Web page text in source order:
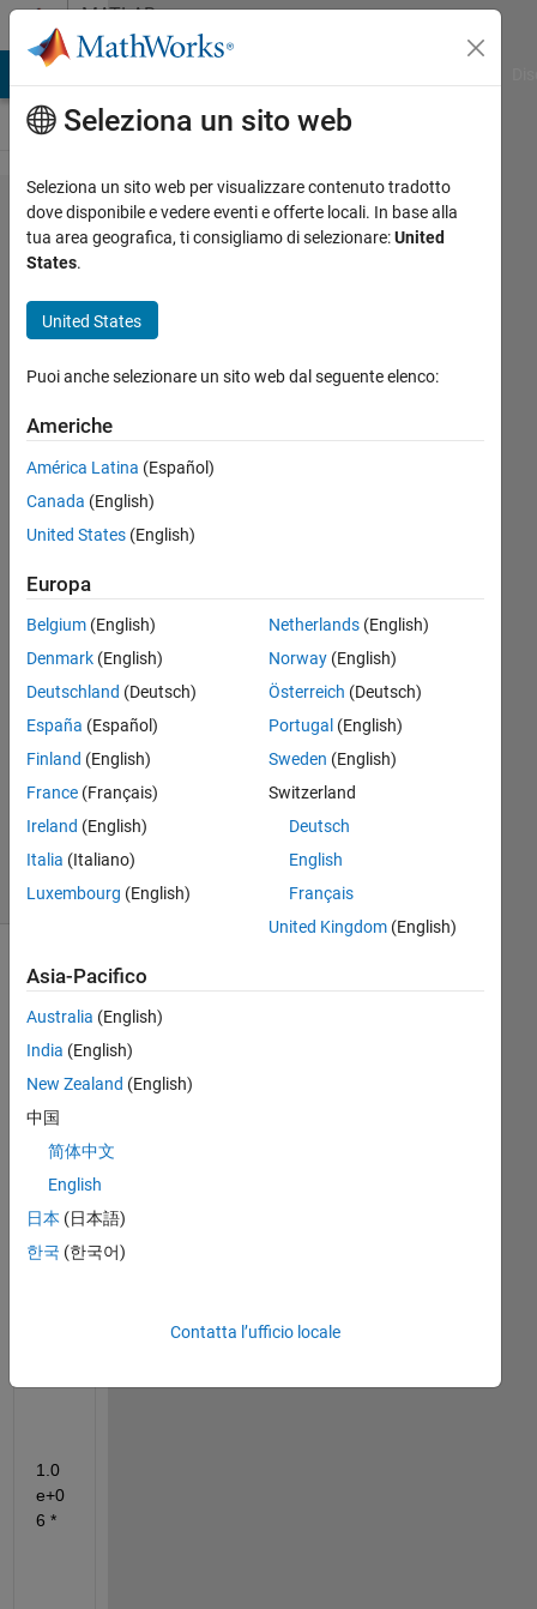
Vai al contenutoMATLAB
Answers
I need a
plot
positive
of given
Ra_ and
given xi
in
matlab.
MADHVI
13 Dic
2023
Risposta
Aggiornato
28 Dic
6
Visualizzazioni
(30 giorni)
xi =
0.0
1:0.
5;
1.0
e+0
6 *
Seleziona un sito web
Seleziona un sito web per visualizzare contenuto tradotto
dove disponibile e vedere eventi e offerte locali. In base alla
tua area geografica, ti consigliamo di selezionare:United
States.
United States
Puoi anche selezionare un sito web dal seguente elenco:
Americhe
América Latina (Español)
Canada (English)
United States (English)
Europa
Belgium (English)
Denmark (English)
Deutschland (Deutsch)
España (Español)
Finland (English)
France (Français)
Ireland (English)
Italia (Italiano)
Luxembourg (English)
Netherlands(English)
Norway(English)
Österreich (Deutsch)
Portugal (English)
Sweden (English)
Switzerland
Deutsch
English
Français
United Kingdom(English)
Asia-Pacifico
Australia (English)
India (English)
New Zealand (English)
中国
简体中文
English
日本 (日本語)
한국 (한국어)
Contatta l’ufficio locale